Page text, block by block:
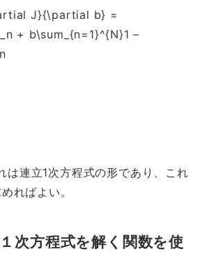
J}{\partial b} =
+ b\sum_{n=1}^{N}1 –
は連立1次方程式の形であり、これ
ればよい。
次方程式を解く関数を使